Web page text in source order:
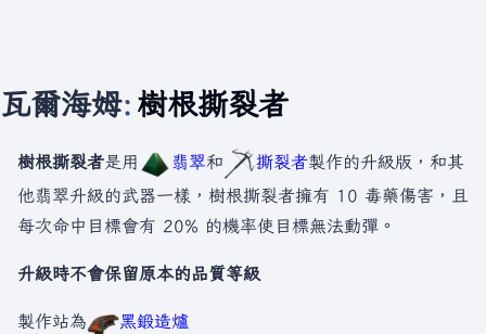
瓦爾海姆: 樹根撕裂者
樹根撕裂者是用 翡翠和 撕裂者製作的升級版，和其
他翡翠升級的武器一樣，樹根撕裂者擁有 10 毒藥傷害，且
每次命中目標會有 20% 的機率使目標無法動彈。
升級時不會保留原本的品質等級
製作站為 黑鍛造爐